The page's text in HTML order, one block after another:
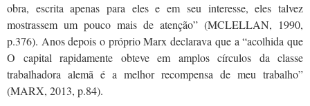
obra, escrita apenas para eles e em seu interesse, eles talvez
mostrassem um pouco mais de atenção” (MCLELLAN, 1990,
p.376). Anos depois o próprio Marx declarava que a “acolhida que
O capital rapidamente obteve em amplos círculos da classe
trabalhadora alemã é a melhor recompensa de meu trabalho”
(MARX, 2013, p.84).